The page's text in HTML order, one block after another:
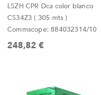
LSZH CPR Dca color blanco
CS34Z3 ( 305 mts )
Commscope: 884032314/10
248,82 €